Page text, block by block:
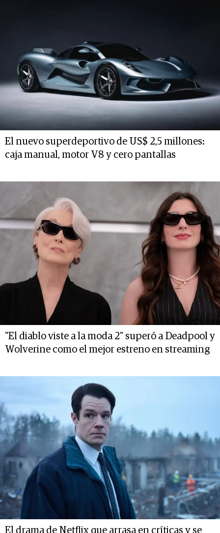
El nuevo superdeportivo de US$ 2,5 millones:
caja manual, motor V8 y cero pantallas
"El diablo viste a la moda 2" superó a Deadpool y
Wolverine como el mejor estreno en streaming
El drama de Netflix que arrasa en críticas y se